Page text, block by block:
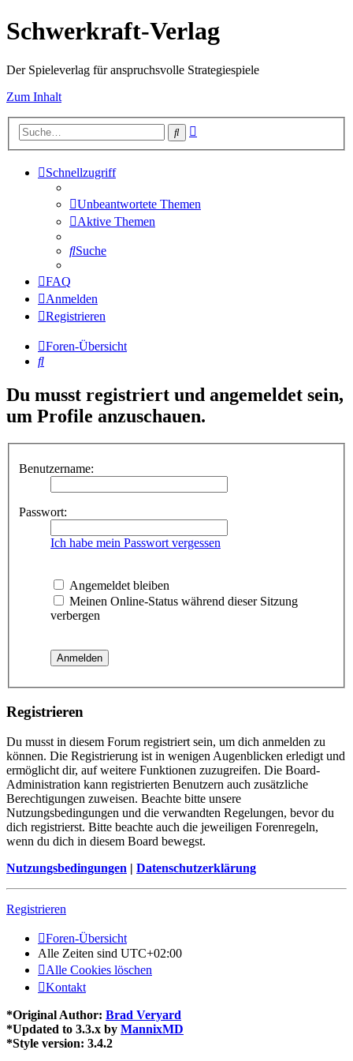
Schwerkraft-Verlag
Der Spieleverlag für anspruchsvolle Strategiespiele
Zum Inhalt
Suche
Schnellzugriff
Unbeantwortete Themen
Aktive Themen
Suche
FAQ
Anmelden
Registrieren
Foren-Übersicht
Suche
Du musst registriert und angemeldet sein,
um Profile anzuschauen.
Benutzername:
Passwort:
Ich habe mein Passwort vergessen
Angemeldet bleiben
Meinen Online-Status während dieser Sitzung
verbergen
Registrieren
Du musst in diesem Forum registriert sein, um dich anmelden zu
können. Die Registrierung ist in wenigen Augenblicken erledigt und
ermöglicht dir, auf weitere Funktionen zuzugreifen. Die Board-
Administration kann registrierten Benutzern auch zusätzliche
Berechtigungen zuweisen. Beachte bitte unsere
Nutzungsbedingungen und die verwandten Regelungen, bevor du
dich registrierst. Bitte beachte auch die jeweiligen Forenregeln,
wenn du dich in diesem Board bewegst.
Nutzungsbedingungen | Datenschutzerklärung
Registrieren
Foren-Übersicht
Alle Zeiten sind UTC+02:00
Alle Cookies löschen
Kontakt
*Original Author: Brad Veryard
*Updated to 3.3.x by MannixMD
*Style version: 3.4.2